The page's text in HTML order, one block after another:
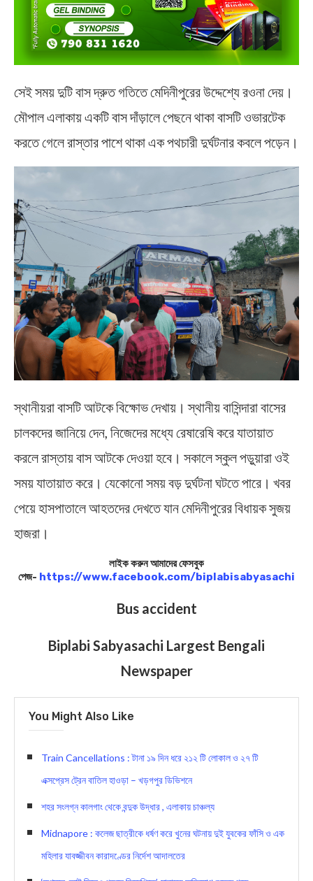
সেই সময় দুটি বাস দ্রুত গতিতে মেদিনীপুরের উদ্দেশ্যে রওনা দেয়।
মৌপাল এলাকায় একটি বাস দাঁড়ালে পেছনে থাকা বাসটি ওভারটেক
করতে গেলে রাস্তার পাশে থাকা এক পথচারী দুর্ঘটনার কবলে পড়েন।
স্থানীয়রা বাসটি আটকে বিক্ষোভ দেখায়। স্থানীয় বাসিন্দারা বাসের
চালকদের জানিয়ে দেন, নিজেদের মধ্যে রেষারেষি করে যাতায়াত
করলে রাস্তায় বাস আটকে দেওয়া হবে। সকালে স্কুল পড়ুয়ারা ওই
সময় যাতায়াত করে। যেকোনো সময় বড় দুর্ঘটনা ঘটতে পারে। খবর
পেয়ে হাসপাতালে আহতদের দেখতে যান মেদিনীপুরের বিধায়ক সুজয়
হাজরা।
লাইক করুন আমাদের ফেসবুক
পেজ- https://www.facebook.com/biplabisabyasachi
Bus accident
Biplabi Sabyasachi Largest Bengali
Newspaper
You Might Also Like
Train Cancellations : টানা ১৯ দিন ধরে ২১২ টি লোকাল ও ২৭ টি
এক্সপ্রেস ট্রেন বাতিল হাওড়া – খড়গপুর ডিভিশনে
শহর সংলগ্ন কালগাং থেকে বন্দুক উদ্ধার , এলাকায় চাঞ্চল্য
Midnapore : কলেজ ছাত্রীকে ধর্ষণ করে খুনের ঘটনায় দুই যুবকের ফাঁসি ও এক
মহিলার যাবজ্জীবন কারাদণ্ডের নির্দেশ আদালতের